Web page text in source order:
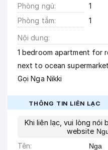
Phòng ngủ
1
Phòng tắm
1
Nội dung
1 bedroom apartment for
next to ocean supermarket
Gọi Nga Nikki
THÔNG TIN LIÊN LẠC
Khi liên lạc, vui lòng nói
website
Tên Nga